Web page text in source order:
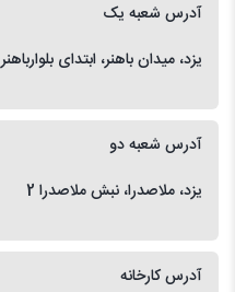
آدرس شعبه یک
یزد، میدان باهنر، ابتدای بلوارباهنر
آدرس شعبه دو
یزد، ملاصدرا، نبش ملاصدرا 2
آدرس کارخانه